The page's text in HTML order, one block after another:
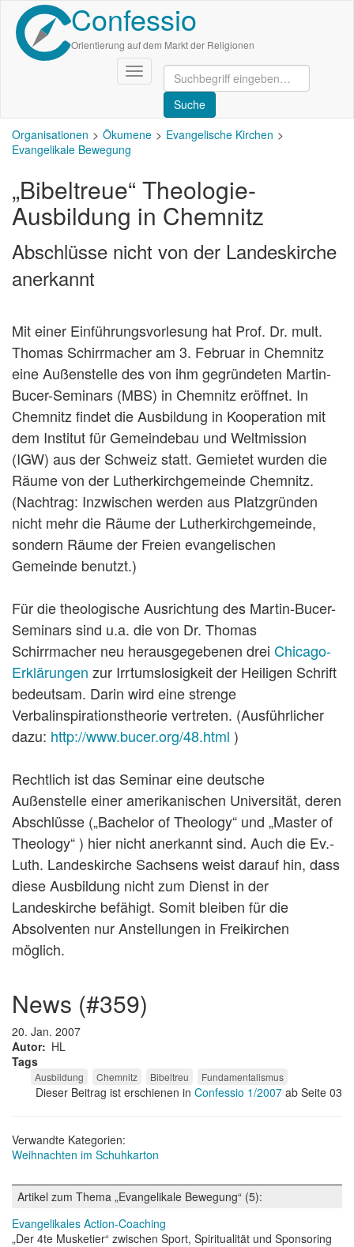
Direkt
zum
Inhalt
Confessio
Orientierung auf dem Markt der Religionen
Navigation
aktivieren/deaktivieren
Organisationen Ökumene
Evangelische Kirchen
Evangelikale Bewegung
„Bibeltreue“ Theologie-
Ausbildung in Chemnitz
Abschlüsse nicht von der Landeskirche
anerkannt
Mit einer Einführungsvorlesung hat Prof. Dr. mult.
Thomas Schirrmacher am 3. Februar in Chemnitz
eine Außenstelle des von ihm gegründeten Martin-
Bucer-Seminars (MBS) in Chemnitz eröffnet. In
Chemnitz findet die Ausbildung in Kooperation mit
dem Institut für Gemeindebau und Weltmission
(IGW) aus der Schweiz statt. Gemietet wurden die
Räume von der Lutherkirchgemeinde Chemnitz.
(Nachtrag: Inzwischen werden aus Platzgründen
nicht mehr die Räume der Lutherkirchgemeinde,
sondern Räume der Freien evangelischen
Gemeinde benutzt.)
Für die theologische Ausrichtung des Martin-Bucer-
Seminars sind u.a. die von Dr. Thomas
Schirrmacher neu herausgegebenen drei Chicago-
Erklärungen zur Irrtumslosigkeit der Heiligen Schrift
bedeutsam. Darin wird eine strenge
Verbalinspirationstheorie vertreten. (Ausführlicher
dazu: http://www.bucer.org/48.html )
Rechtlich ist das Seminar eine deutsche
Außenstelle einer amerikanischen Universität, deren
Abschlüsse („Bachelor of Theology“ und „Master of
Theology“ ) hier nicht anerkannt sind. Auch die Ev.-
Luth. Landeskirche Sachsens weist darauf hin, dass
diese Ausbildung nicht zum Dienst in der
Landeskirche befähigt. Somit bleiben für die
Absolventen nur Anstellungen in Freikirchen
möglich.
news (#359)
20. Jan. 2007
Autor
HL
Tags
Ausbildung Chemnitz Bibeltreu Fundamentalismus
Dieser Beitrag ist erschienen in Confessio 1/2007 ab Seite 03
Verwandte Kategorien:
Weihnachten im Schuhkarton
Artikel zum Thema „Evangelikale Bewegung“ (5):
Evangelikales Action-Coaching
„Der 4te Musketier“ zwischen Sport, Spiritualität und Sponsoring